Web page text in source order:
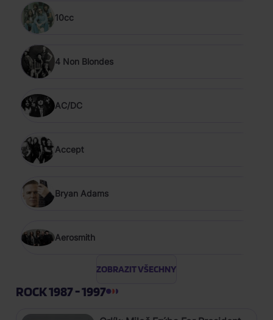
10cc
4 Non Blondes
AC/DC
Accept
Bryan Adams
Aerosmith
ZOBRAZIT VŠECHNY
ROCK 1987 - 1997